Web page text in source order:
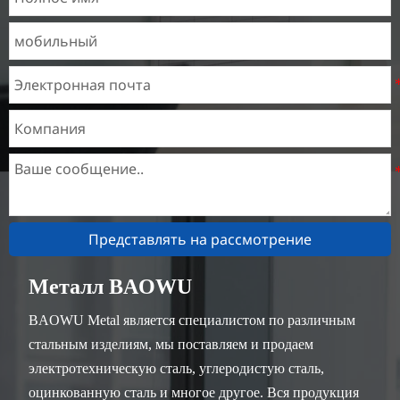
Представлять на рассмотрение
Металл BAOWU
BAOWU Metal является специалистом по различным
стальным изделиям, мы поставляем и продаем
электротехническую сталь, углеродистую сталь,
оцинкованную сталь и многое другое. Вся продукция